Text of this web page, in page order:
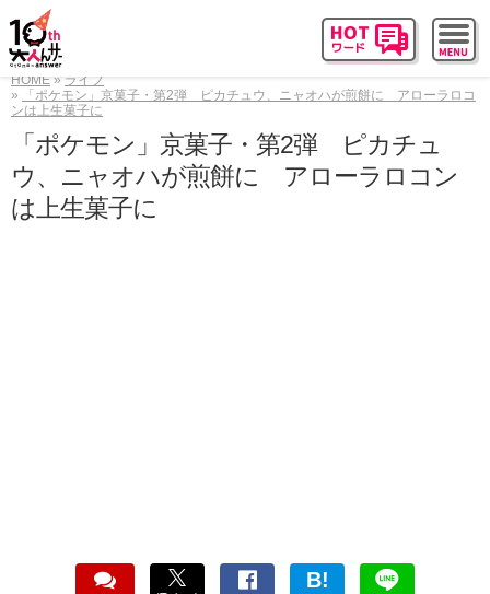
HOME
ライフ
「ポケモン」京菓子・第2弾 ピカチュウ、ニャオハが煎餅に アローラロコ
ンは上生菓子に
「ポケモン」京菓子・第2弾 ピカチュ
ウ、ニャオハが煎餅に アローラロコン
は上生菓子に
B!